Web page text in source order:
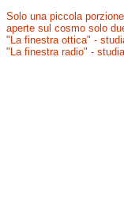
Solo una piccola
aperte sul cosmo solo
"La finestra ottica" -
"La finestra radio" -